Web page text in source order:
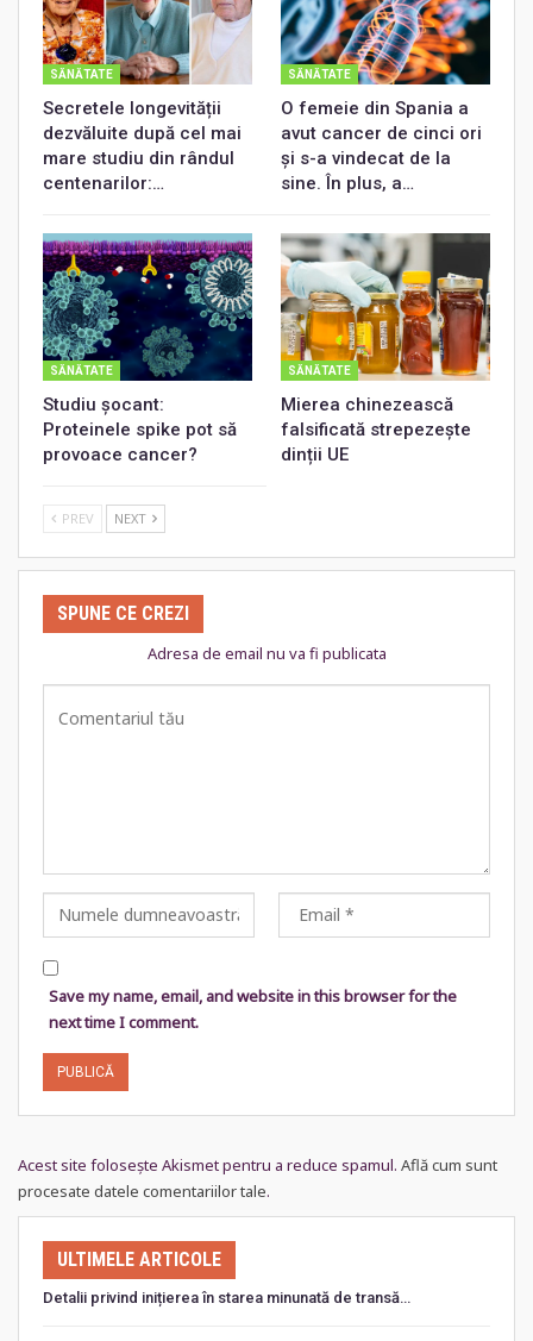
SĂNĂTATE
Secretele longevității
dezvăluite după cel mai
mare studiu din rândul
centenarilor:…
SĂNĂTATE
O femeie din Spania a
avut cancer de cinci ori
și s-a vindecat de la
sine. În plus, a…
SĂNĂTATE
Studiu șocant:
Proteinele spike pot să
provoace cancer?
SĂNĂTATE
Mierea chinezească
falsificată strepezește
dinții UE
PREV NEXT
SPUNE CE CREZI
Adresa de email nu va fi publicata
Save my name, email, and website in this browser for the
next time I comment.
Acest site folosește Akismet pentru a reduce spamul. Află cum sunt
procesate datele comentariilor tale.
ULTIMELE ARTICOLE
Detalii privind inițierea în starea minunată de transă…